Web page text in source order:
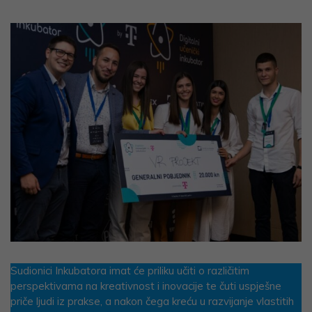
Sudionici Inkubatora imat će priliku učiti o različitim
perspektivama na kreativnost i inovacije te čuti uspješne
priče ljudi iz prakse, a nakon čega kreću u razvijanje vlastitih